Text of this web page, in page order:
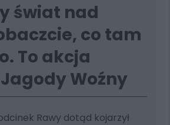
świat nad
co tam
To akcja
Woźny
Rawy dotąd kojarzył